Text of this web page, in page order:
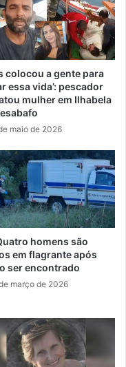
colocou a gente para
essa vida’: pescador
mulher em Ilhabela
maio de 2026
homens são
em flagrante após
ser encontrado
março de 2026